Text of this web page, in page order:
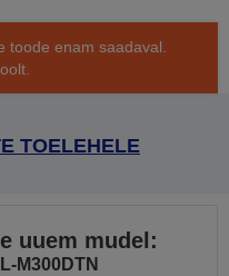
toode enam saadaval.
TOELEHELE
uuem mudel:
M300DTN